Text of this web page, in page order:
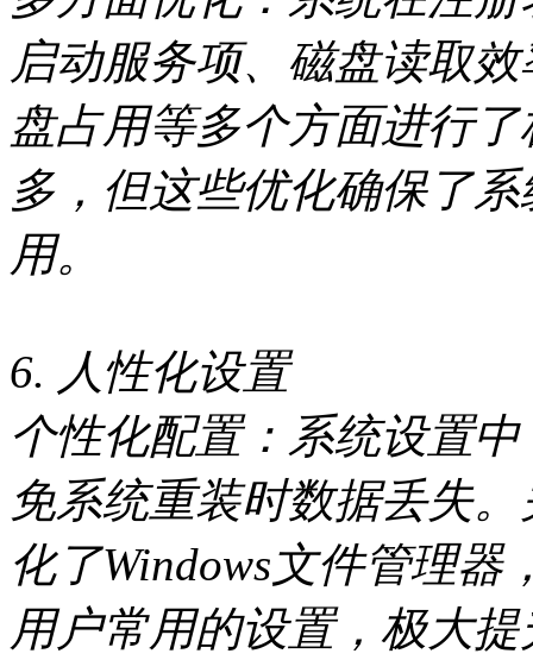
启动服务项、磁盘读取
盘占用等多个方面进行
多，但这些优化确保了
用。
6. 人性化设置
个性化配置：系统设置
免系统重装时数据丢失
化了Windows文件管理
用户常用的设置，极大